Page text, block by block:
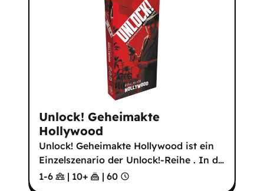
Unlock! Geheimakte
Hollywood
Unlock! Geheimakte Hollywood ist ein
Einzelszenario der Unlock!-Reihe . In d…
1-6
| 10+ | 60